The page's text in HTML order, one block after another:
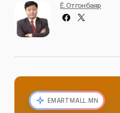
Ё. Отгонбаяр
EMARTMALL.MN